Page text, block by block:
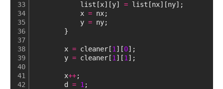
33
34
35
36
37
38
39
40
41
42
list[x][y] = list[nx][ny];
x = nx;
y = ny;
}
x = cleaner[1 ][0];
y = cleaner[1 ][1 ];
x++;
d = 1 ;